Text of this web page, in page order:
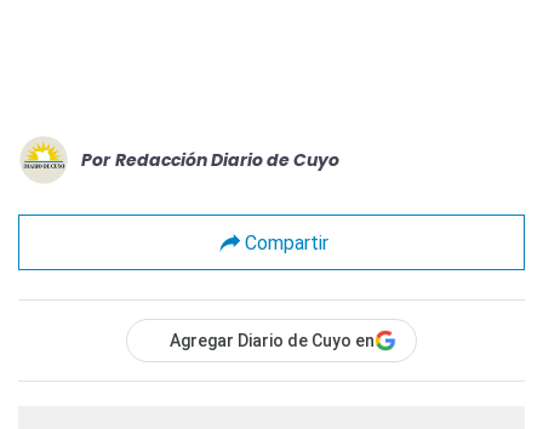
Por Redacción Diario de Cuyo
Compartir
Agregar Diario de Cuyo en